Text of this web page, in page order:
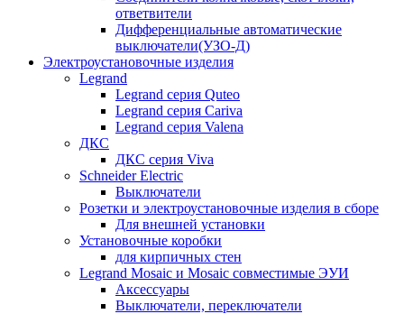
ответвители
Дифференциальные автоматические
выключатели(УЗО-Д)
Электроустановочные изделия
Legrand
Legrand серия Quteo
Legrand серия Cariva
Legrand серия Valena
ДКС
ДКС серия Viva
Schneider Electric
Выключатели
Розетки и электроустановочные изделия в сборе
Для внешней установки
Установочные коробки
для кирпичных стен
Legrand Mosaic и Mosaic совместимые ЭУИ
Аксессуары
Выключатели, переключатели